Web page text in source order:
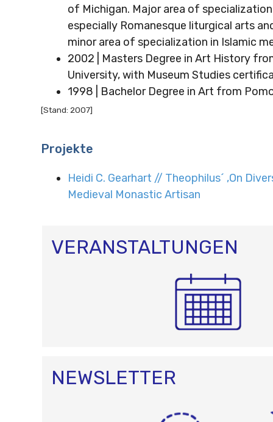
of Michigan. Major area of
especially Romanesque liturgical arts
minor area of specialization in Islamic
2002 | Masters Degree in Art History
University, with Museum Studies
1998 | Bachelor Degree in Art from
[Stand: 2007]
Projekte
Heidi C. Gearhart // Theophilus´ ,On
Medieval Monastic Artisan
VERANSTALTUNGEN
NEWSLETTER